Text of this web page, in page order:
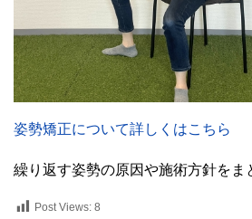
姿勢矯正について詳しくはこちら
繰り返す姿勢の原因や施術方針をま
Post Views: 8